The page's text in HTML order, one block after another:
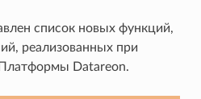
список новых функций,
реализованных при
Datareon.